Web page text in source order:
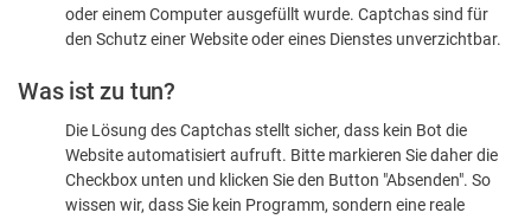
sind
oder einem Computer ausgefüllt wurde. Captchas sind für
den Schutz einer Website oder eines Dienstes unverzichtbar.
Was ist zu tun?
Die Lösung des Captchas stellt sicher, dass kein Bot die
Website automatisiert aufruft. Bitte markieren Sie daher die
Checkbox unten und klicken Sie den Button "Absenden". So
wissen wir, dass Sie kein Programm, sondern eine reale